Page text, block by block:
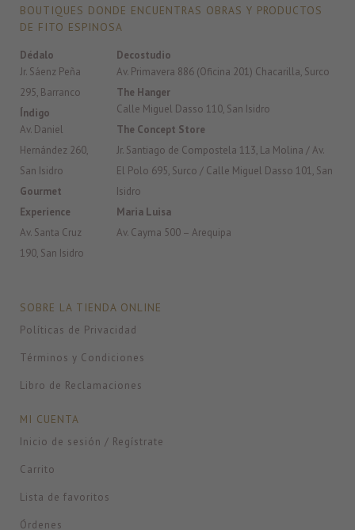
BOUTIQUES DONDE ENCUENTRAS OBRAS Y PRODUCTOS
DE FITO ESPINOSA
Dédalo
Jr. Sáenz Peña
295, Barranco
Índigo
Av. Daniel
Hernández 260,
San Isidro
Gourmet
Experience
Av. Santa Cruz
190, San Isidro
Decostudio
Av. Primavera 886 (Oficina 201) Chacarilla, Surco
The Hanger
Calle Miguel Dasso 110, San Isidro
The Concept Store
Jr. Santiago de Compostela 113, La Molina / Av.
El Polo 695, Surco / Calle Miguel Dasso 101, San
Isidro
Maria Luisa
Av. Cayma 500 – Arequipa
SOBRE LA TIENDA ONLINE
Políticas de Privacidad
Términos y Condiciones
Libro de Reclamaciones
MI CUENTA
Inicio de sesión / Regístrate
Carrito
Lista de favoritos
Órdenes